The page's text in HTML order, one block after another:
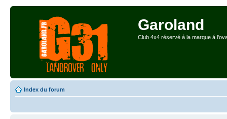
Garoland
Club 4x4 réservé á la marque á
Index du forum